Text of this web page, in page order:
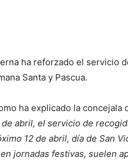
ha reforzado el servicio
Santa y Pascua.
ha explicado la
de abril, el servicio de
12 de abril, día de San
jornadas festivas, suelen